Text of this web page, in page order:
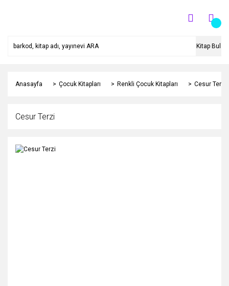
Kitap Bul
Anasayfa Çocuk Kitapları Renkli Çocuk Kitapları Cesur Terzi
Cesur Terzi